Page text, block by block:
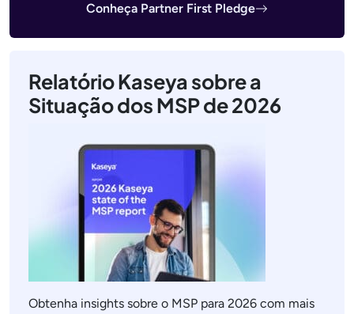
Conheça Partner First Pledge
Relatório Kaseya sobre a
Situação dos MSP de 2026
Obtenha insights sobre o MSP para 2026 com mais